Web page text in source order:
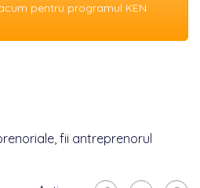
pentru programul KEN
fii antreprenorul